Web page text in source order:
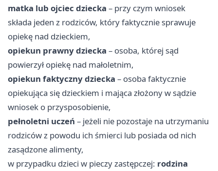
matka lub ojciec dziecka – przy czym wniosek
składa jeden z rodziców, który faktycznie sprawuje
opiekę nad dzieckiem,
opiekun prawny dziecka – osoba, której sąd
powierzył opiekę nad małoletnim,
opiekun faktyczny dziecka – osoba faktycznie
opiekująca się dzieckiem i mająca złożony w sądzie
wniosek o przysposobienie,
pełnoletni uczeń – jeżeli nie pozostaje na utrzymaniu
rodziców z powodu ich śmierci lub posiada od nich
zasądzone alimenty,
w przypadku dzieci w pieczy zastępczej: rodzina